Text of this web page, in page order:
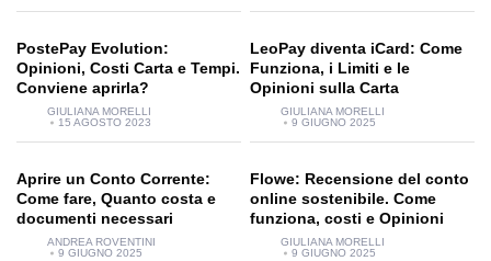
PostePay Evolution:
Opinioni, Costi Carta e Tempi.
Conviene aprirla?
GIULIANA MORELLI
15 AGOSTO 2023
LeoPay diventa iCard: Come
Funziona, i Limiti e le
Opinioni sulla Carta
GIULIANA MORELLI
9 GIUGNO 2025
Aprire un Conto Corrente:
Come fare, Quanto costa e
documenti necessari
ANDREA ROVENTINI
9 GIUGNO 2025
Flowe: Recensione del conto
online sostenibile. Come
funziona, costi e Opinioni
GIULIANA MORELLI
9 GIUGNO 2025